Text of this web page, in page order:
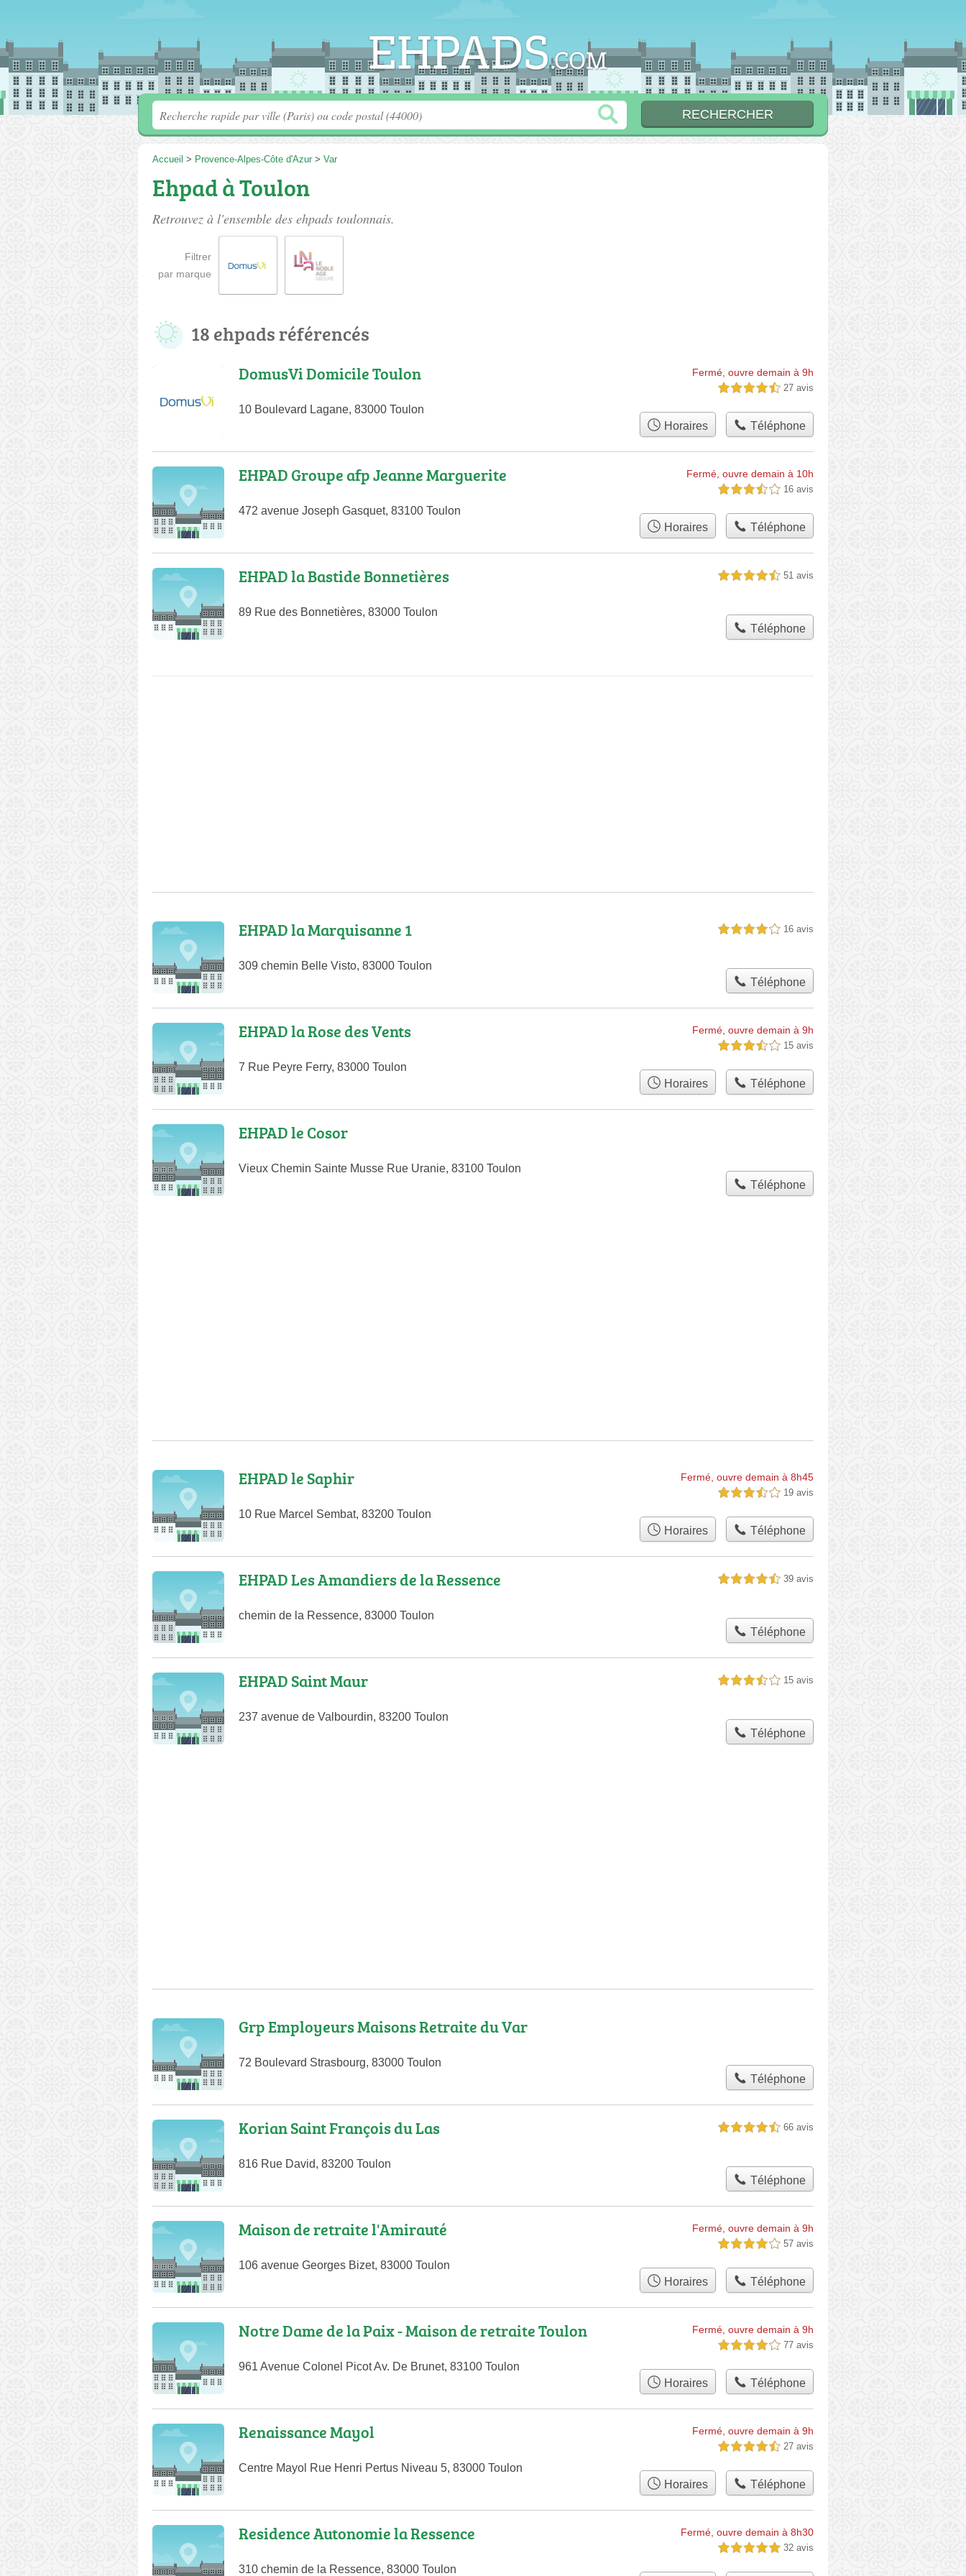
Accueil > Provence-Alpes-Côte d'Azur > Var
Ehpad à Toulon
Retrouvez à l'ensemble des ehpads toulonnais.
Filtrer
par marque
18 ehpads référencés
DomusVi Domicile Toulon
10 Boulevard Lagane, 83000 Toulon
Fermé, ouvre demain à 9h
4,5 étoiles sur 5 27 avis
Horaires Téléphone
EHPAD Groupe afp Jeanne Marguerite
472 avenue Joseph Gasquet, 83100 Toulon
Fermé, ouvre demain à 10h
3,5 étoiles sur 5 16 avis
Horaires Téléphone
EHPAD la Bastide Bonnetières
89 Rue des Bonnetières, 83000 Toulon
4,5 étoiles sur 5 51 avis
Téléphone
EHPAD la Marquisanne 1
309 chemin Belle Visto, 83000 Toulon
4,0 étoiles sur 5 16 avis
Téléphone
EHPAD la Rose des Vents
7 Rue Peyre Ferry, 83000 Toulon
Fermé, ouvre demain à 9h
3,5 étoiles sur 5 15 avis
Horaires Téléphone
EHPAD le Cosor
Vieux Chemin Sainte Musse Rue Uranie, 83100 Toulon
Téléphone
EHPAD le Saphir
10 Rue Marcel Sembat, 83200 Toulon
Fermé, ouvre demain à 8h45
3,5 étoiles sur 5 19 avis
Horaires Téléphone
EHPAD Les Amandiers de la Ressence
chemin de la Ressence, 83000 Toulon
4,5 étoiles sur 5 39 avis
Téléphone
EHPAD Saint Maur
237 avenue de Valbourdin, 83200 Toulon
3,5 étoiles sur 5 15 avis
Téléphone
Grp Employeurs Maisons Retraite du Var
72 Boulevard Strasbourg, 83000 Toulon
Téléphone
Korian Saint François du Las
816 Rue David, 83200 Toulon
4,5 étoiles sur 5 66 avis
Téléphone
Maison de retraite l'Amirauté
106 avenue Georges Bizet, 83000 Toulon
Fermé, ouvre demain à 9h
4,0 étoiles sur 5 57 avis
Horaires Téléphone
Notre Dame de la Paix - Maison de retraite Toulon
961 Avenue Colonel Picot Av. De Brunet, 83100 Toulon
Fermé, ouvre demain à 9h
4,0 étoiles sur 5 77 avis
Horaires Téléphone
Renaissance Mayol
Centre Mayol Rue Henri Pertus Niveau 5, 83000 Toulon
Fermé, ouvre demain à 9h
4,5 étoiles sur 5 27 avis
Horaires Téléphone
Residence Autonomie la Ressence
310 chemin de la Ressence, 83000 Toulon
Fermé, ouvre demain à 8h30
5,0 étoiles sur 5 32 avis